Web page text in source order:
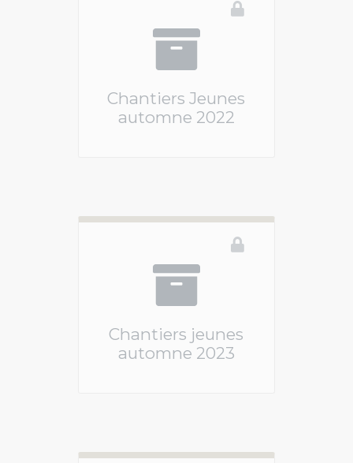
Chantiers Jeunes
automne 2022
Chantiers jeunes
automne 2023